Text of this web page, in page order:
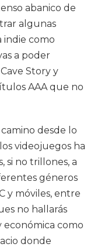
abanico de
algunas
indie como
a poder
Story y
AAA que no
desde lo
videojuegos ha
si no trillones, a
géneros
y móviles, entre
no hallarás
económica como
donde